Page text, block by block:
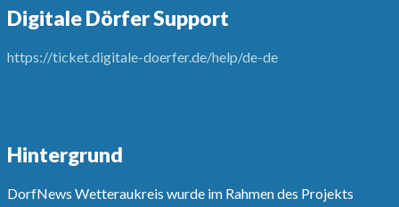
Digitale Dörfer Support
https://ticket.digitale-doerfer.de/help/de-de
Hintergrund
DorfNews Wetteraukreis wurde im Rahmen des Projekts